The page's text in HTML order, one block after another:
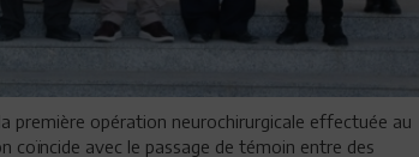
première opération neurochirurgicale effectuée au
avec le passage de témoin entre des